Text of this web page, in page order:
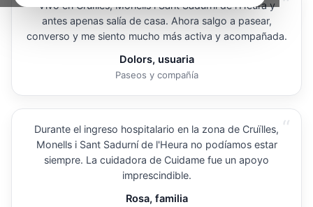
Vivo en Cruïlles, Monells i Sant Sadurní de l'Heura y
antes apenas salía de casa. Ahora salgo a pasear,
converso y me siento mucho más activa y acompañada.
Dolors, usuaria
Paseos y compañía
“
Durante el ingreso hospitalario en la zona de Cruïlles,
Monells i Sant Sadurní de l'Heura no podíamos estar
siempre. La cuidadora de Cuidame fue un apoyo
imprescindible.
Rosa, familia